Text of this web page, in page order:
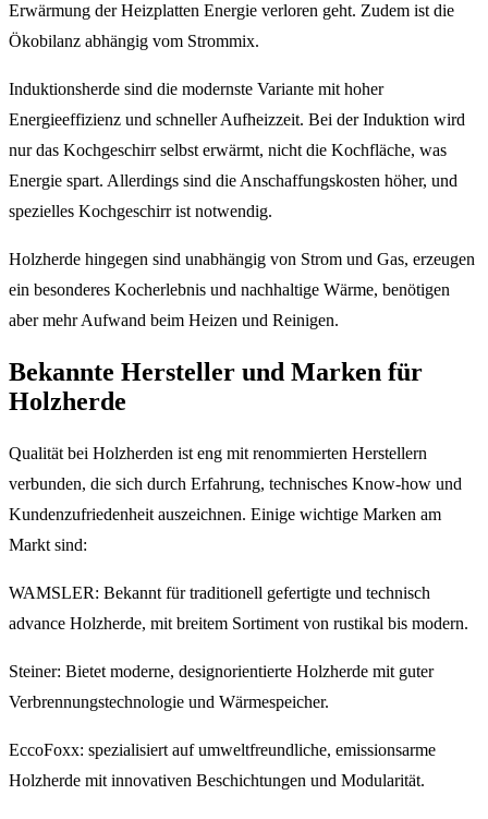
Erwärmung der Heizplatten Energie verloren geht. Zudem ist die
Ökobilanz abhängig vom Strommix.
Induktionsherde sind die modernste Variante mit hoher
Energieeffizienz und schneller Aufheizzeit. Bei der Induktion wird
nur das Kochgeschirr selbst erwärmt, nicht die Kochfläche, was
Energie spart. Allerdings sind die Anschaffungskosten höher, und
spezielles Kochgeschirr ist notwendig.
Holzherde hingegen sind unabhängig von Strom und Gas, erzeugen
ein besonderes Kocherlebnis und nachhaltige Wärme, benötigen
aber mehr Aufwand beim Heizen und Reinigen.
Bekannte Hersteller und Marken für
Holzherde
Qualität bei Holzherden ist eng mit renommierten Herstellern
verbunden, die sich durch Erfahrung, technisches Know-how und
Kundenzufriedenheit auszeichnen. Einige wichtige Marken am
Markt sind:
WAMSLER: Bekannt für traditionell gefertigte und technisch
advance Holzherde, mit breitem Sortiment von rustikal bis modern.
Steiner: Bietet moderne, designorientierte Holzherde mit guter
Verbrennungstechnologie und Wärmespeicher.
EccoFoxx: spezialisiert auf umweltfreundliche, emissionsarme
Holzherde mit innovativen Beschichtungen und Modularität.